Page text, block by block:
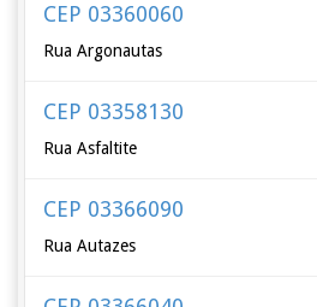
CEP 03360060
Rua Argonautas
CEP 03358130
Rua Asfaltite
CEP 03366090
Rua Autazes